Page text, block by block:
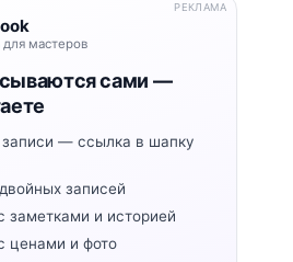
мастеров
сами —
— ссылка в шапку
записей
заметками и историей
ценами и фото
РЕКЛАМА